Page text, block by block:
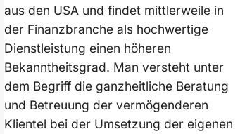
aus den USA und findet mittlerweile in
der Finanzbranche als hochwertige
Dienstleistung einen höheren
Bekanntheitsgrad. Man versteht unter
dem Begriff die ganzheitliche Beratung
und Betreuung der vermögenderen
Klientel bei der Umsetzung der eigenen